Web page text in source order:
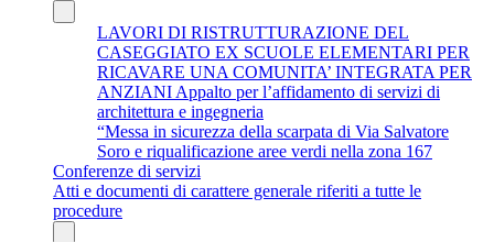
LAVORI DI RISTRUTTURAZIONE DEL
CASEGGIATO EX SCUOLE ELEMENTARI PER
RICAVARE UNA COMUNITA’ INTEGRATA PER
ANZIANI Appalto per l’affidamento di servizi di
architettura e ingegneria
“Messa in sicurezza della scarpata di Via Salvatore
Soro e riqualificazione aree verdi nella zona 167
Conferenze di servizi
Atti e documenti di carattere generale riferiti a tutte le
procedure